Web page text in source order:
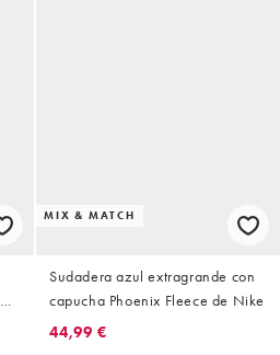
MIX & MATCH
Sudadera azul extragrande con
capucha Phoenix Fleece de Nike
44,99 €